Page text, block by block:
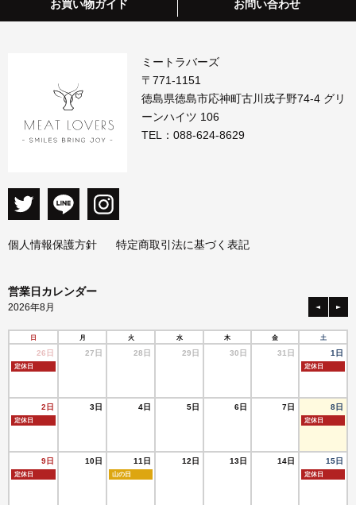
お買い物ガイド お問い合わせ
ミートラバーズ
〒771-1151
徳島県徳島市応神町古川戎子野74-4 グリ
ーンハイツ 106
TEL： 088-624-8629
個人情報保護方針 特定商取引法に基づく表記
営業日カレンダー
2026年8月
日 月 火 水 木 金 土
26日
定休日
27日 28日 29日 30日 31日 1日
定休日
2日
定休日
3日 4日 5日 6日 7日 8日
定休日
9日
定休日
10日 11日
山の日
12日 13日 14日 15日
定休日